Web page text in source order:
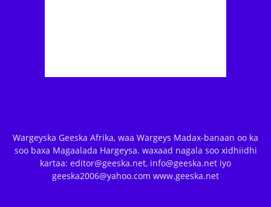
Wargeyska Geeska Afrika, waa Wargeys Madax-banaan oo ka
soo baxa Magaalada Hargeysa. waxaad nagala soo xidhiidhi
kartaa: editor@geeska.net, info@geeska.net iyo
geeska2006@yahoo.com www.geeska.net